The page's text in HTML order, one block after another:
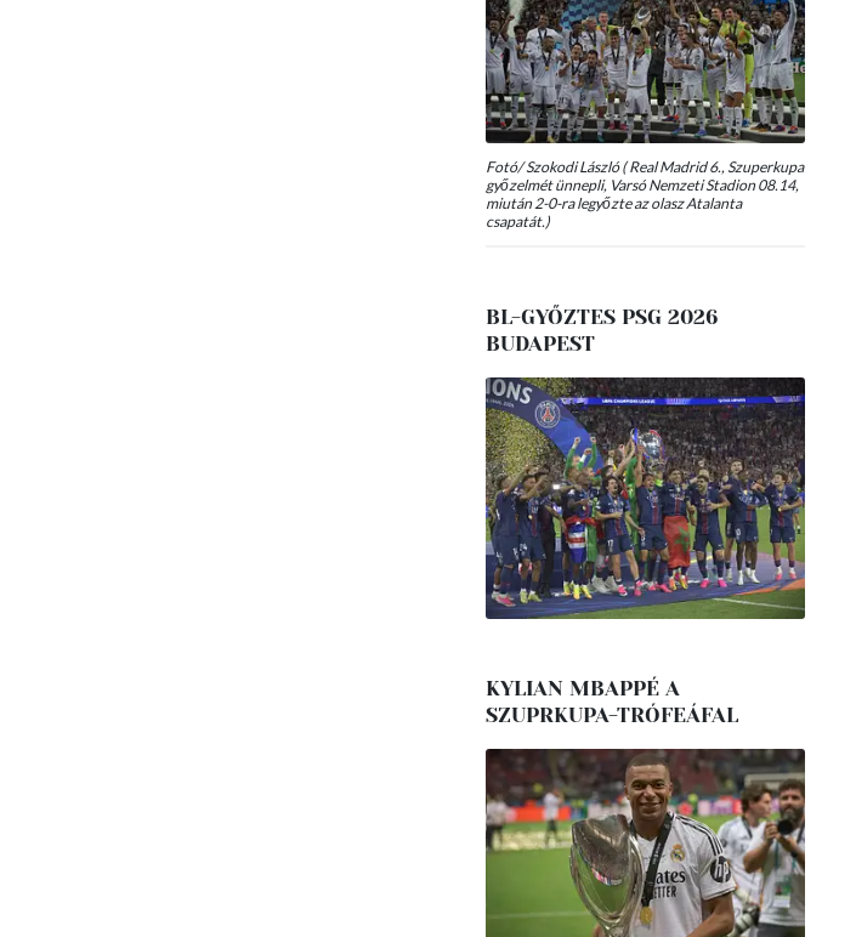
Fotó/ Szokodi László ( Real Madrid 6., Szuperkupa
győzelmét ünnepli, Varsó Nemzeti Stadion 08.14,
miután 2-0-ra legyőzte az olasz Atalanta
csapatát.)
BL-GYŐZTES PSG 2026
BUDAPEST
KYLIAN MBAPPÉ A
SZUPRKUPA-TRÓFEÁFAL